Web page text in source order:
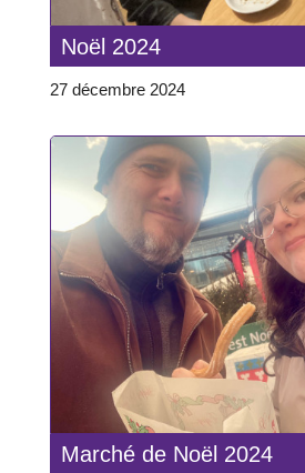
Noël 2024
27 décembre 2024
Marché de Noël 2024